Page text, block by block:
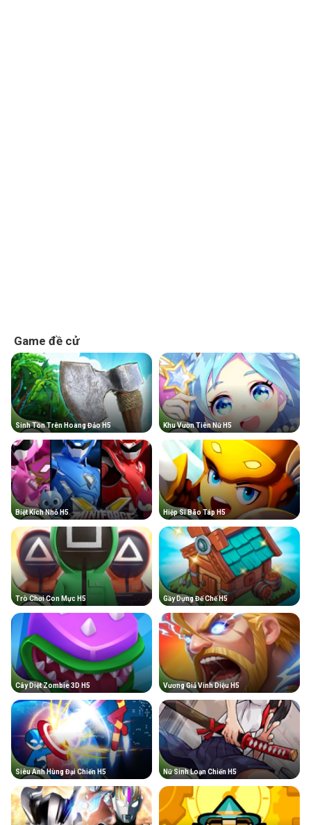
Game đề cử
Sinh Tồn Trên Hoang Đảo H5 Khu Vườn Tiên Nữ H5
Biệt Kích Nhỏ H5 Hiệp Sĩ Bão Táp H5
Trò Chơi Con Mực H5 Gầy Dựng Đế Chế H5
Cây Diệt Zombie 3D H5 Vương Giả Vinh Diệu H5
Siêu Anh Hùng Đại Chiến H5 Nữ Sinh Loạn Chiến H5